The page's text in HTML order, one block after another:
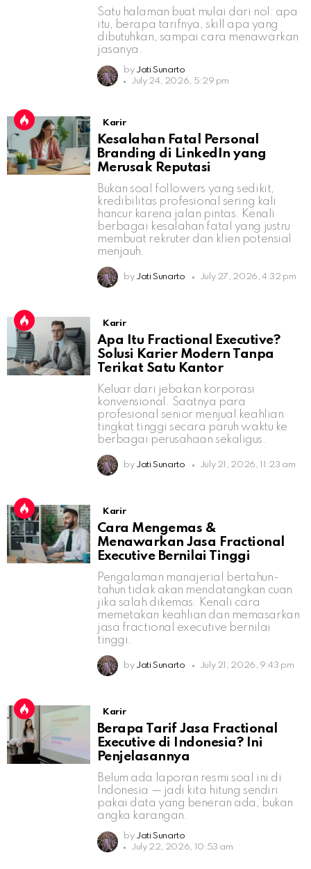
Satu halaman buat mulai dari nol: apa
itu, berapa tarifnya, skill apa yang
dibutuhkan, sampai cara menawarkan
jasanya.
by Jati Sunarto
July 24, 2026, 5:29 pm
Karir
Kesalahan Fatal Personal
Branding di LinkedIn yang
Merusak Reputasi
Bukan soal followers yang sedikit,
kredibilitas profesional sering kali
hancur karena jalan pintas. Kenali
berbagai kesalahan fatal yang justru
membuat rekruter dan klien potensial
menjauh.
by Jati Sunarto July 27, 2026, 4:32 pm
Karir
Apa Itu Fractional Executive?
Solusi Karier Modern Tanpa
Terikat Satu Kantor
Keluar dari jebakan korporasi
konvensional. Saatnya para
profesional senior menjual keahlian
tingkat tinggi secara paruh waktu ke
berbagai perusahaan sekaligus.
by Jati Sunarto July 21, 2026, 11:23 am
Karir
Cara Mengemas &
Menawarkan Jasa Fractional
Executive Bernilai Tinggi
Pengalaman manajerial bertahun-
tahun tidak akan mendatangkan cuan
jika salah dikemas. Kenali cara
memetakan keahlian dan memasarkan
jasa fractional executive bernilai
tinggi.
by Jati Sunarto July 21, 2026, 9:43 pm
Karir
Berapa Tarif Jasa Fractional
Executive di Indonesia? Ini
Penjelasannya
Belum ada laporan resmi soal ini di
Indonesia — jadi kita hitung sendiri
pakai data yang beneran ada, bukan
angka karangan.
by Jati Sunarto
July 22, 2026, 10:53 am